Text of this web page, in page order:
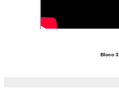
Bloco 3